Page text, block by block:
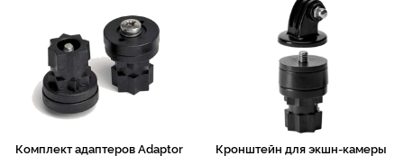
Комплект адаптеров Adaptor
Кронштейн для экшн-камеры